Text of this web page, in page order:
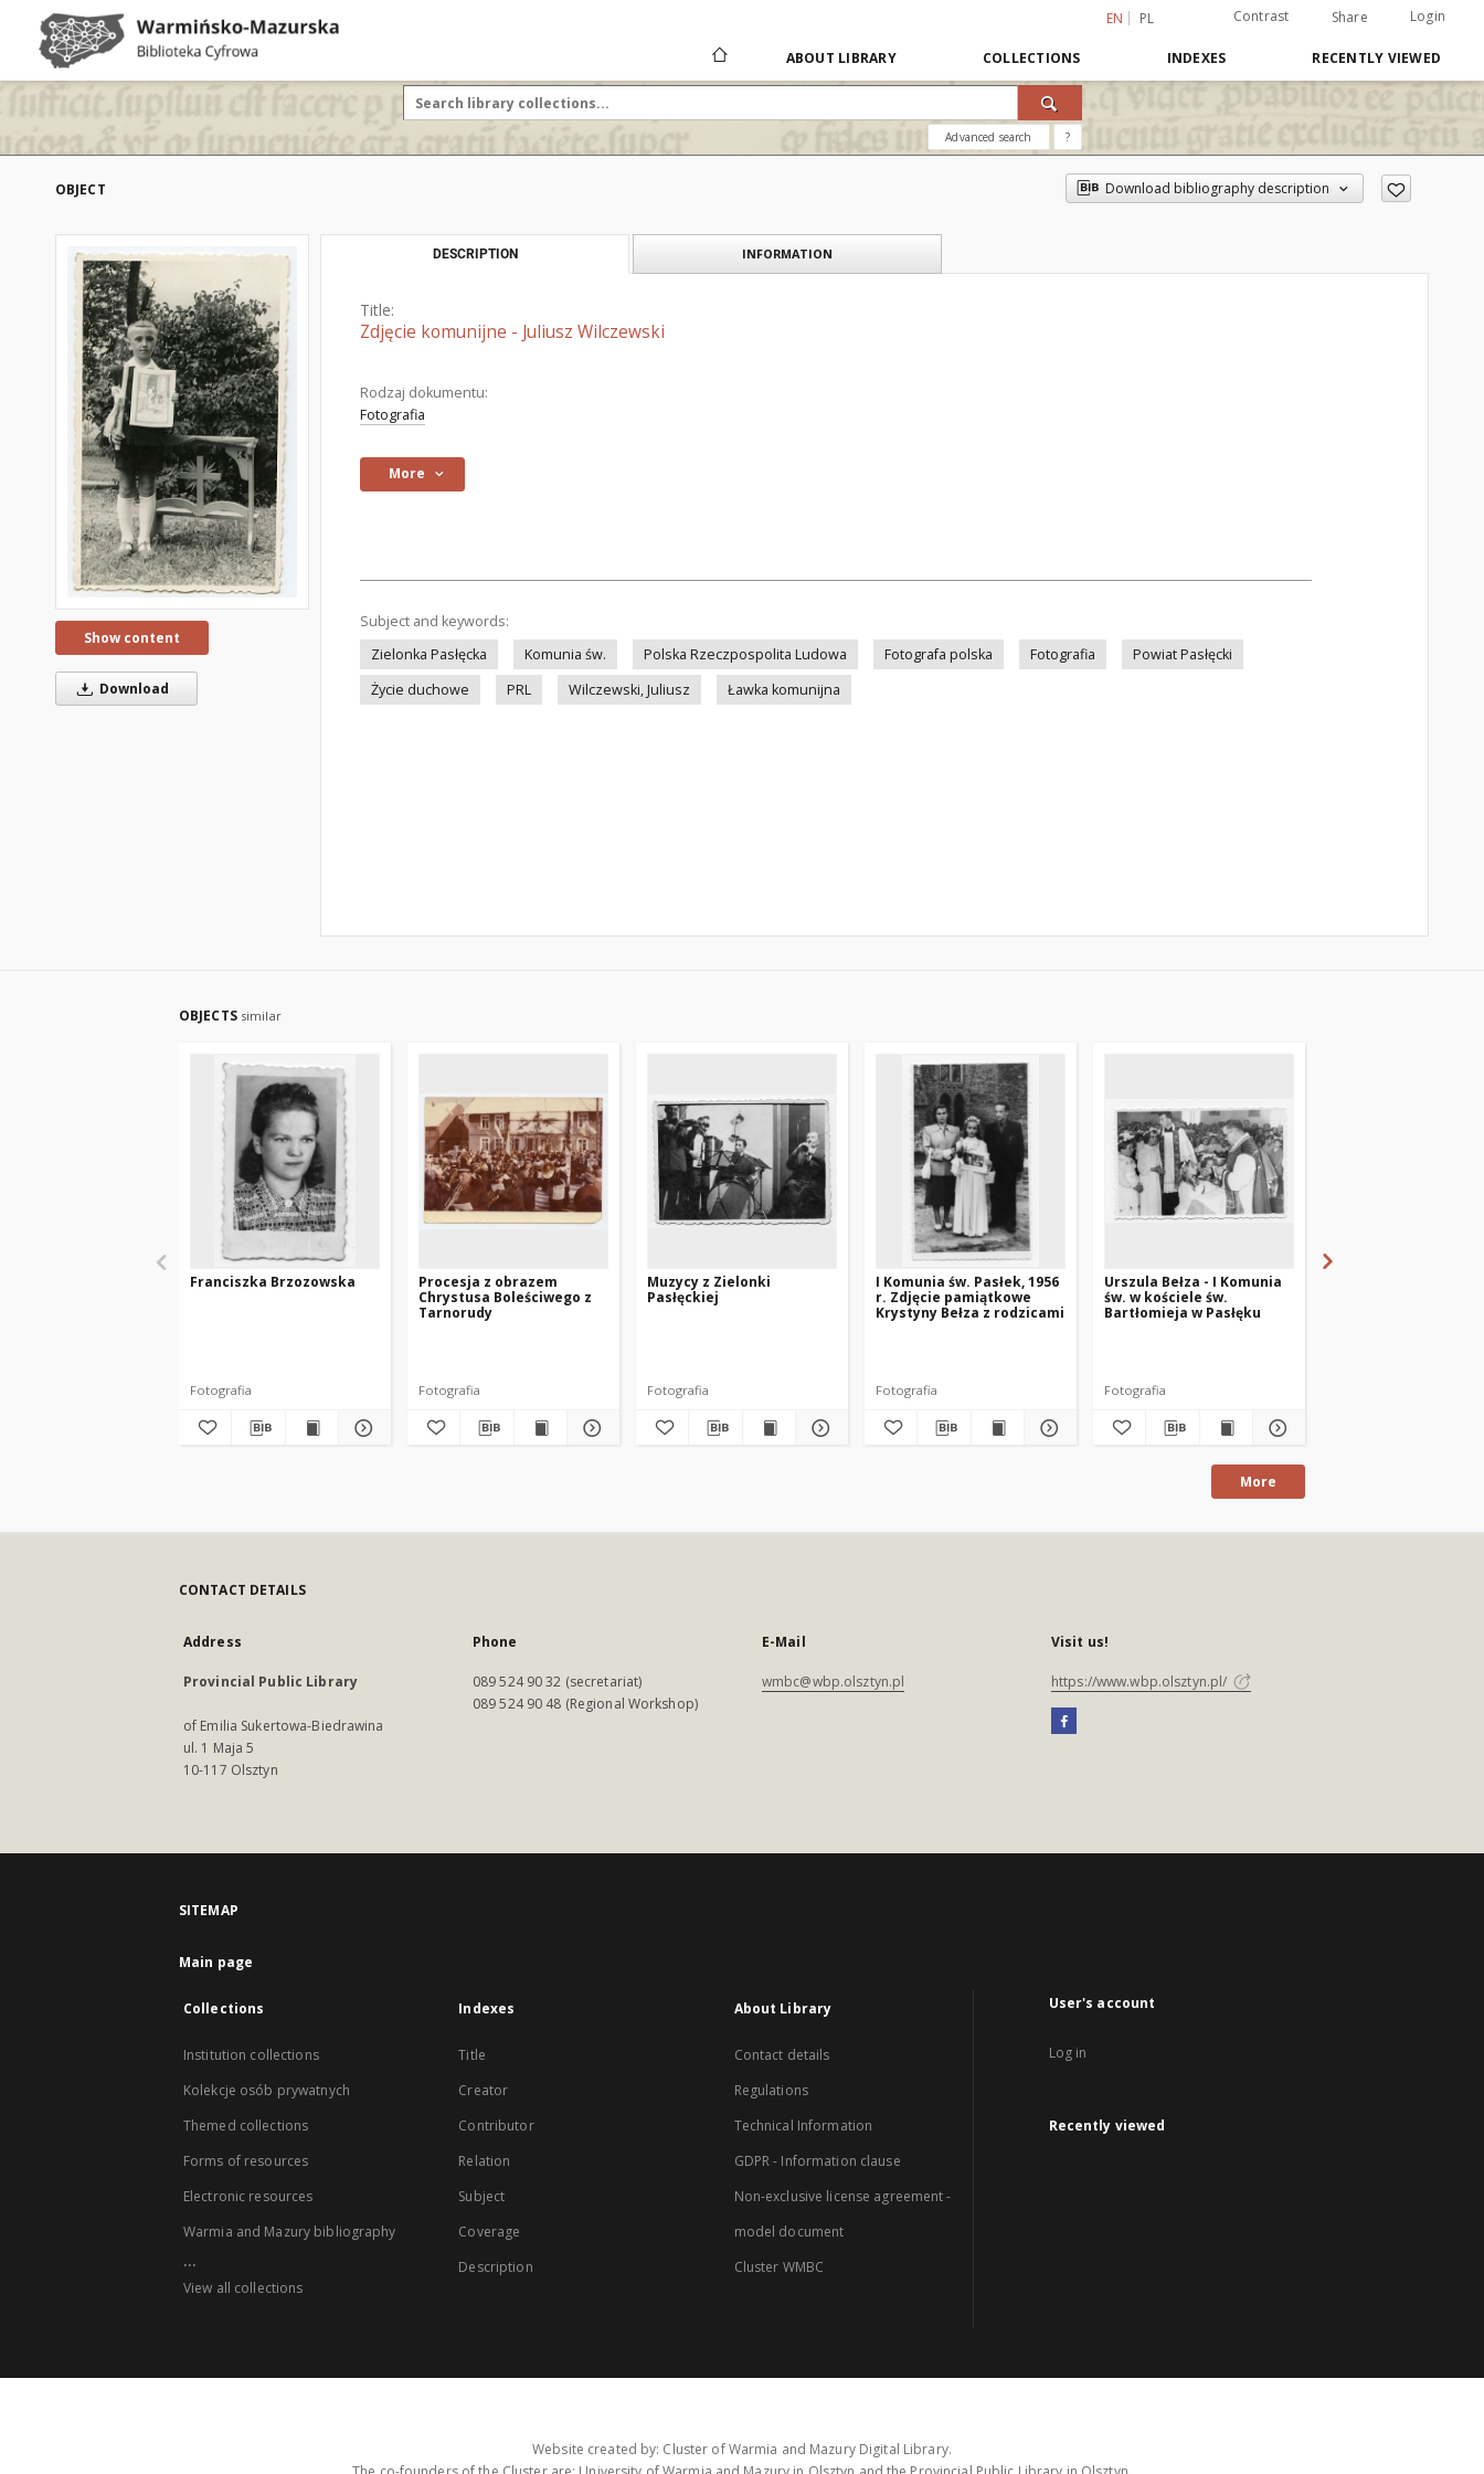
EN PL Contrast Share Login
ABOUT LIBRARY COLLECTIONS INDEXES RECENTLY VIEWED
Advanced search ?
OBJECT Download bibliography description
Show content
Download
DESCRIPTION INFORMATION
Title:
Zdjęcie komunijne - Juliusz Wilczewski
Rodzaj dokumentu:
Fotografia
More
Subject and keywords:
Zielonka Pasłęcka
Komunia św. Polska Rzeczpospolita Ludowa Fotografa polska Fotografia
Powiat Pasłęcki
Życie duchowe
PRL Wilczewski, Juliusz Ławka komunijna
OBJECTS similar
Franciszka Brzozowska
Fotografia
Procesja z obrazem
Chrystusa Boleściwego z
Tarnorudy
Fotografia
Muzycy z Zielonki
Pasłęckiej
Fotografia
I Komunia św. Pasłek, 1956
r. Zdjęcie pamiątkowe
Krystyny Bełza z rodzicami
Fotografia
Urszula Bełza - I Komunia
św. w kościele św.
Bartłomieja w Pasłęku
Fotografia
More
CONTACT DETAILS
Address
Provincial Public Library
of Emilia Sukertowa-Biedrawina
ul. 1 Maja 5
10-117 Olsztyn
Phone
089 524 90 32 (secretariat)
089 524 90 48 (Regional Workshop)
E-Mail
wmbc@wbp.olsztyn.pl
Visit us!
https://www.wbp.olsztyn.pl/
SITEMAP
Main page
Collections
Institution collections
Kolekcje osób prywatnych
Themed collections
Forms of resources
Electronic resources
Warmia and Mazury bibliography
...
View all collections
Indexes
Title
Creator
Contributor
Relation
Subject
Coverage
Description
About Library
Contact details
Regulations
Technical Information
GDPR - Information clause
Non-exclusive license agreement -
model document
Cluster WMBC
User's account
Log in
Recently viewed
Website created by: Cluster of Warmia and Mazury Digital Library.